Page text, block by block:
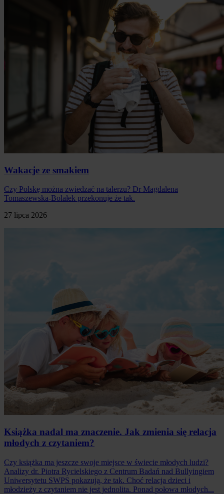
Wakacje ze smakiem
Czy Polskę można zwiedzać na talerzu? Dr Magdalena
Tomaszewska-Bolałek przekonuje że tak.
27 lipca 2026
Książka nadal ma znaczenie. Jak zmienia się relacja
młodych z czytaniem?
Czy książka ma jeszcze swoje miejsce w świecie młodych ludzi?
Analizy dr. Piotra Rycielskiego z Centrum Badań nad Bullyingiem
Uniwersytetu SWPS pokazują, że tak. Choć relacja dzieci i
młodzieży z czytaniem nie jest jednolita. Ponad połowa młodych...